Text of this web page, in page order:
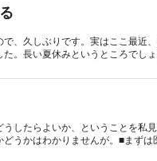
、久しぶりです。実はここ最近
。長い夏休みというところでし
したらよいか、ということを私
うかはわかりませんが。■まず